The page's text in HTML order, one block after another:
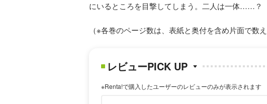
にいるところを目撃してしまう。二人は一体……？
（※各巻のページ数は、表紙と奥付を含め片面で数え
レビューPICK UP
※Renta!で購入したユーザーのレビューのみが表示されます